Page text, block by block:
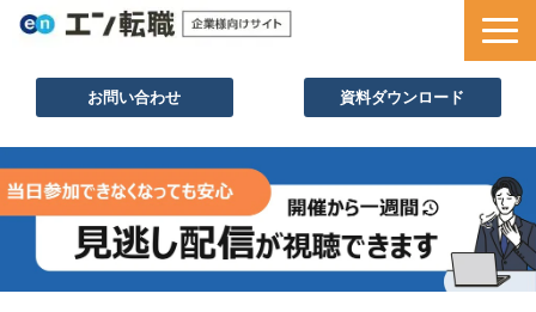
お問い合わせ 資料ダウンロード
採用ノウハウ
採用事例